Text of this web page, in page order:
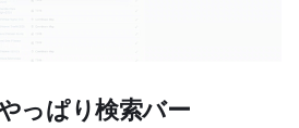
っぱり検索バー